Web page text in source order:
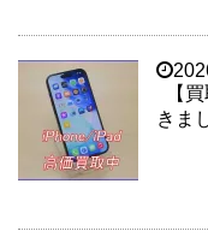
【
きま